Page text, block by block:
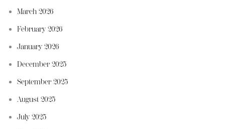
March 2026
February 2026
January 2026
December 2025
September 2025
August 2025
July 2025